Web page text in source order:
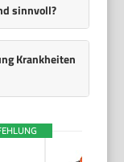
sinnvoll?
Krankheiten